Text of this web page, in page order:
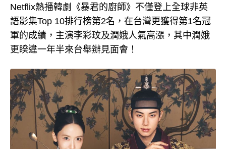
Netflix熱播韓劇《暴君的廚師》不僅登上全球非英
語影集Top 10排行榜第2名，在台灣更獲得第1名冠
軍的成績，主演李彩玟及潤娥人氣高漲，其中潤娥
更睽違一年半來台舉辦見面會！